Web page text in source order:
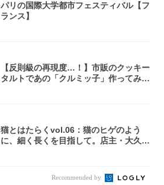
パリの国際大学都市フェスティバル【フ
ランス】
【反則級の再現度…！】市販のクッキー
タルトであの「クルミッ子」作ってみ
猫とはたらくvol.06：猫のヒゲのよう
に、細く長くを目指して。店主・大久保
Recommended by